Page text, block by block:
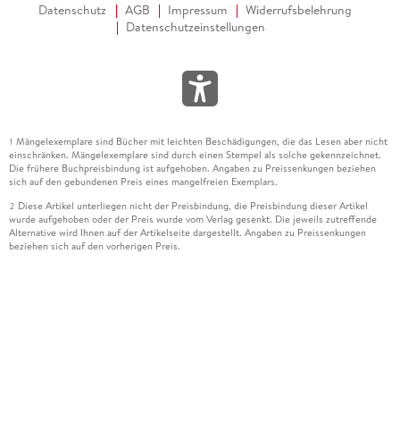
Datenschutz AGB Impressum
Widerrufsbelehrung
Datenschutzeinstellungen
1 Mängelexemplare sind Bücher mit leichten Beschädigungen, die das Lesen aber nicht
einschränken. Mängelexemplare sind durch einen Stempel als solche gekennzeichnet.
Die frühere Buchpreisbindung ist aufgehoben. Angaben zu Preissenkungen beziehen
sich auf den gebundenen Preis eines mangelfreien Exemplars.
2 Diese Artikel unterliegen nicht der Preisbindung, die Preisbindung dieser Artikel
wurde aufgehoben oder der Preis wurde vom Verlag gesenkt. Die jeweils zutreffende
Alternative wird Ihnen auf der Artikelseite dargestellt. Angaben zu Preissenkungen
beziehen sich auf den vorherigen Preis.